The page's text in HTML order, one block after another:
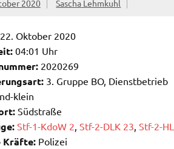
2020 Sascha Lehmkuhl
Oktober 2020
04:01 Uhr
2020269
3. Gruppe BO, Dienstbetrieb
klein
Südstraße
Stf-1-KdoW 2, Stf-2-DLK 23, Stf-2-
Kräfte:Polizei